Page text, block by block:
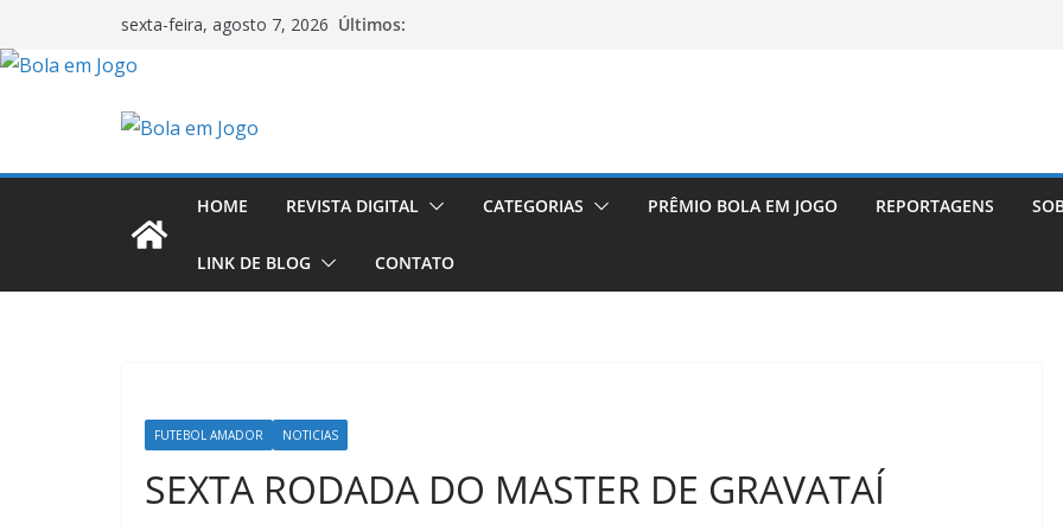
sexta-feira, agosto 7, 2026 Últimos:
HOME REVISTA DIGITAL CATEGORIAS PRÊMIO BOLA EM JOGO REPORTAGENS
LINK DE BLOG CONTATO
FUTEBOL AMADOR NOTICIAS
SEXTA RODADA DO MASTER DE GRAVATAÍ